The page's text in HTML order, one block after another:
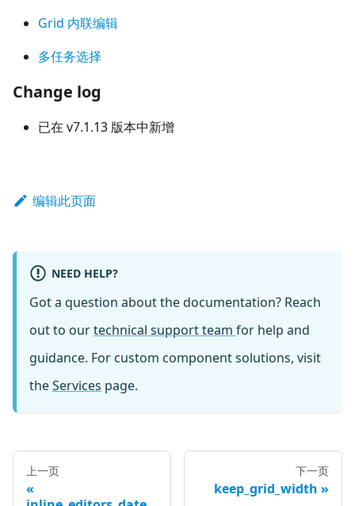
Grid 内联编辑
多任务选择
Change log
已在 v7.1.13 版本中新增
编辑此页面
NEED HELP?
Got a question about the documentation? Reach
out to ourtechnical support team for help and
guidance. For custom component solutions, visit
theServices page.
上一页 下一页
keep_grid_width